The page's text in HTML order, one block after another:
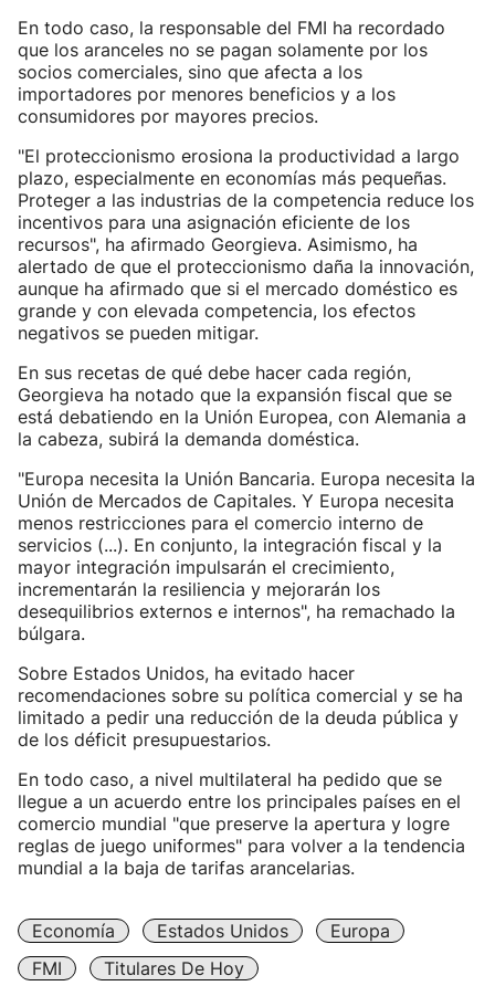
En todo caso, la responsable del FMI ha recordado
que los aranceles no se pagan solamente por los
socios comerciales, sino que afecta a los
importadores por menores beneficios y a los
consumidores por mayores precios.
"El proteccionismo erosiona la productividad a largo
plazo, especialmente en economías más pequeñas.
Proteger a las industrias de la competencia reduce los
incentivos para una asignación eficiente de los
recursos", ha afirmado Georgieva. Asimismo, ha
alertado de que el proteccionismo daña la innovación,
aunque ha afirmado que si el mercado doméstico es
grande y con elevada competencia, los efectos
negativos se pueden mitigar.
En sus recetas de qué debe hacer cada región,
Georgieva ha notado que la expansión fiscal que se
está debatiendo en la Unión Europea, con Alemania a
la cabeza, subirá la demanda doméstica.
"Europa necesita la Unión Bancaria. Europa necesita la
Unión de Mercados de Capitales. Y Europa necesita
menos restricciones para el comercio interno de
servicios (...). En conjunto, la integración fiscal y la
mayor integración impulsarán el crecimiento,
incrementarán la resiliencia y mejorarán los
desequilibrios externos e internos", ha remachado la
búlgara.
Sobre Estados Unidos, ha evitado hacer
recomendaciones sobre su política comercial y se ha
limitado a pedir una reducción de la deuda pública y
de los déficit presupuestarios.
En todo caso, a nivel multilateral ha pedido que se
llegue a un acuerdo entre los principales países en el
comercio mundial "que preserve la apertura y logre
reglas de juego uniformes" para volver a la tendencia
mundial a la baja de tarifas arancelarias.
Economía Estados Unidos
Europa
FMI
Titulares De Hoy